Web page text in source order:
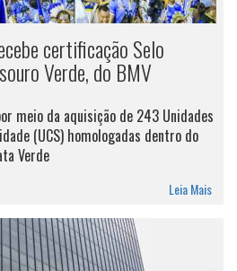
certificação Selo
Verde, do BMV
meio da aquisição de 243 Unidades
(UCS) homologadas dentro do
Verde
Leia Mais